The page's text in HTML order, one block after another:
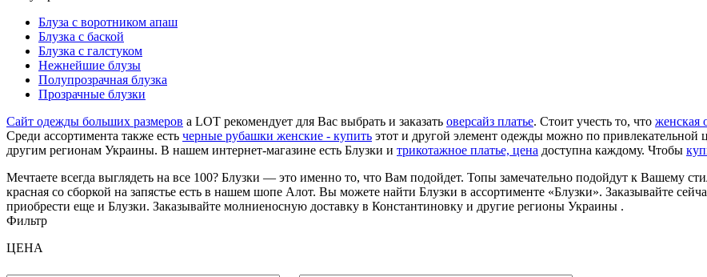
Блуза с воротником апаш
Блузка с баской
Блузка с галстуком
Нежнейшие блузы
Полупрозрачная блузка
Прозрачные блузки
Сайт одежды больших размеров a LOT рекомендует для Вас выбрать и заказать оверсайз платье. Стоит учесть то, что женская
Среди ассортимента также есть черные рубашки женские - купить этот и другой элемент одежды можно по
другим регионам Украины. В нашем интернет-магазине есть Блузки и трикотажное платье, цена доступна каждому. Чтобы
Мечтаете всегда выглядеть на все 100? Блузки — это именно то, что Вам подойдет. Топы замечательно подойдут к Вашему
красная со сборкой на запястье есть в нашем шопе Алот. Вы можете найти Блузки в ассортименте «Блузки». Заказывайте
приобрести еще и Блузки. Заказывайте молниеносную доставку в Константиновку и другие регионы Украины .
Фильтр
ЦЕНА